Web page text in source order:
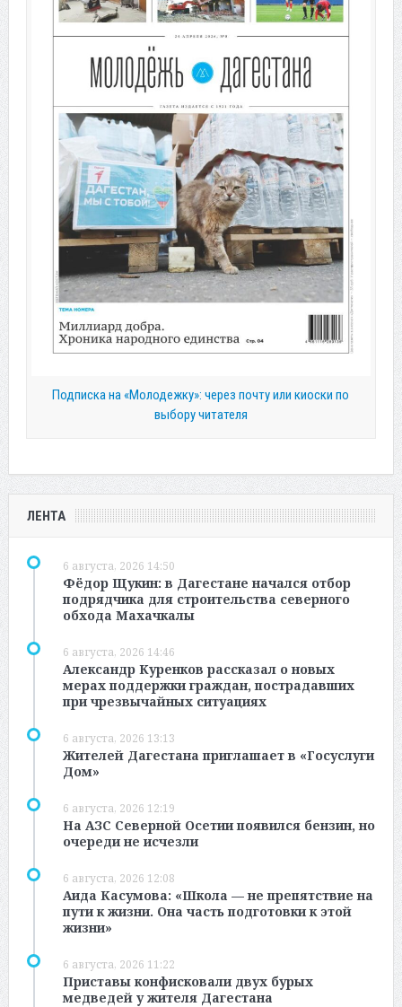
Подписка на «Молодежку»: через почту или киоски по
выбору читателя
ЛЕНТА
6 августа, 2026 14:50
Фёдор Щукин: в Дагестане начался отбор
подрядчика для строительства северного
обхода Махачкалы
6 августа, 2026 14:46
Александр Куренков рассказал о новых
мерах поддержки граждан, пострадавших
при чрезвычайных ситуациях
6 августа, 2026 13:13
Жителей Дагестана приглашает в «Госуслуги
Дом»
6 августа, 2026 12:19
На АЗС Северной Осетии появился бензин, но
очереди не исчезли
6 августа, 2026 12:08
Аида Касумова: «Школа — не препятствие на
пути к жизни. Она часть подготовки к этой
жизни»
6 августа, 2026 11:22
Приставы конфисковали двух бурых
медведей у жителя Дагестана